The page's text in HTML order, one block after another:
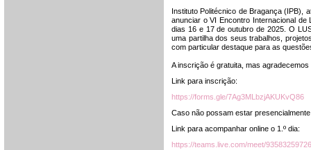
Instituto Politécnico de Bragança (IPB),
anunciar o VI Encontro Internacional
dias 16 e 17 de outubro de 2025. O
uma partilha dos seus trabalhos,
com particular destaque para as
A inscrição é gratuita, mas
Link para inscrição:
https://forms.gle/7Ag3MLbzjAKUKvQ86
Caso não possam estar
Link para acompanhar online o 1.º dia:
https://teams.live.com/meet/